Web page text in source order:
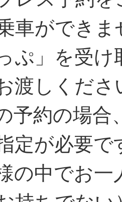
車ができ
ぷ」を受
渡しくださ
予約の場合
定が必要で
の中でお一